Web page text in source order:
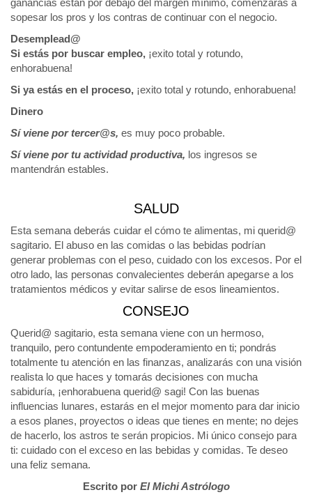
ganancias están por debajo del margen mínimo, comenzarás a
sopesar los pros y los contras de continuar con el negocio.
Desemplead@
Si estás por buscar empleo, ¡exito total y rotundo,
enhorabuena!
Si ya estás en el proceso, ¡exito total y rotundo, enhorabuena!
Dinero
Sí viene por tercer@s, es muy poco probable.
Sí viene por tu actividad productiva, los ingresos se
mantendrán estables.
SALUD
Esta semana deberás cuidar el cómo te alimentas, mi querid@
sagitario. El abuso en las comidas o las bebidas podrían
generar problemas con el peso, cuidado con los excesos. Por el
otro lado, las personas convalecientes deberán apegarse a los
tratamientos médicos y evitar salirse de esos lineamientos.
CONSEJO
Querid@ sagitario, esta semana viene con un hermoso,
tranquilo, pero contundente empoderamiento en ti; pondrás
totalmente tu atención en las finanzas, analizarás con una visión
realista lo que haces y tomarás decisiones con mucha
sabiduría, ¡enhorabuena querid@ sagi! Con las buenas
influencias lunares, estarás en el mejor momento para dar inicio
a esos planes, proyectos o ideas que tienes en mente; no dejes
de hacerlo, los astros te serán propicios. Mi único consejo para
ti: cuidado con el exceso en las bebidas y comidas. Te deseo
una feliz semana.
Escrito por El Michi Astrólogo